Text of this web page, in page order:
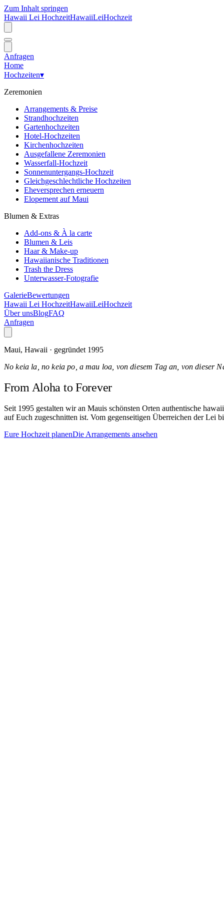
Zum Inhalt springen
Hawaii Lei HochzeitHawaiiLeiHochzeit
Anfragen
Home
Hochzeiten▾
Zeremonien
Arrangements & Preise
Strandhochzeiten
Gartenhochzeiten
Hotel-Hochzeiten
Kirchenhochzeiten
Ausgefallene Zeremonien
Wasserfall-Hochzeit
Sonnenuntergangs-Hochzeit
Gleichgeschlechtliche Hochzeiten
Eheversprechen erneuern
Elopement auf Maui
Blumen & Extras
Add-ons & À la carte
Blumen & Leis
Haar & Make-up
Hawaiianische Traditionen
Trash the Dress
Unterwasser-Fotografie
GalerieBewertungen
Hawaii Lei HochzeitHawaiiLeiHochzeit
Über unsBlogFAQ
Anfragen
Maui, Hawaii · gegründet 1995
No keia la, no keia po, a mau loa, von diesem Tag an, von dieser
From Aloha to Forever
Seit 1995 gestalten wir an Mauis schönsten Orten authentische
auf Euch zugeschnitten ist. Vom gegenseitigen Überreichen der Lei
Eure Hochzeit planenDie Arrangements ansehen